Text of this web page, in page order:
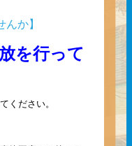
んか】
を行って
ください。